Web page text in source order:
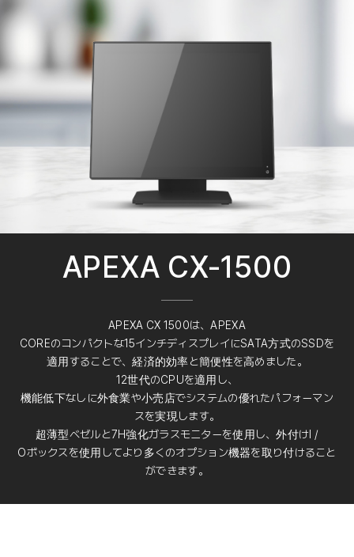
APEXA CX-1500
APEXA CX 1500は、APEXA
COREのコンパクトな15インチディスプレイにSATA方式のSSDを
適用することで、経済的効率と簡便性を高めました。
12世代のCPUを適用し、
機能低下なしに外食業や小売店でシステムの優れたパフォーマン
スを実現します。
超薄型ベゼルと7H強化ガラスモニターを使用し、外付けI /
Oボックスを使用してより多くのオプション機器を取り付けること
ができます。